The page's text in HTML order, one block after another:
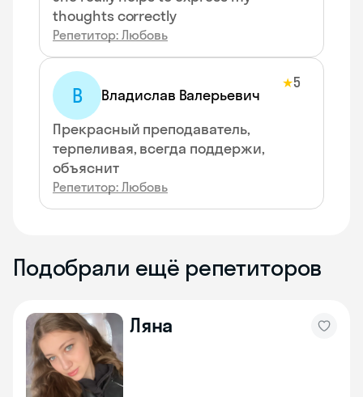
thoughts correctly
Репетитор: Любовь
В Владислав Валерьевич
★5
Прекрасный преподаватель,
терпеливая, всегда поддержи,
объяснит
Репетитор: Любовь
Подобрали ещё репетиторов
Ляна